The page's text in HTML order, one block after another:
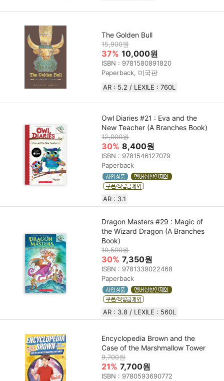
The Golden Bull
15,900원
37% 10,000원
ISBN : 9781580891820
Paperback, 미국판
AR : 5.2 / LEXILE : 760L
Owl Diaries #21 : Eva and the
New Teacher (A Branches Book)
12,000원
30% 8,400원
ISBN : 9781546127079
Paperback
AR : 3.1
Dragon Masters #29 : Magic of
the Wizard Dragon (A Branches
Book)
10,500원
30% 7,350원
ISBN : 9781339022468
Paperback
AR : 3.8 / LEXILE : 560L
Encyclopedia Brown and the
Case of the Marshmallow Tower
9,700원
21% 7,700원
ISBN : 9780593690772